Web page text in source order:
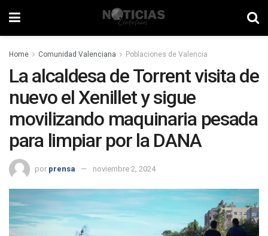
Home Comunidad Valenciana Poblaciones de Valencia
La alcaldesa de Torrent visita de
nuevo el Xenillet y sigue
movilizando maquinaria pesada
para limpiar por la DANA
por prensa noviembre 2, 2024